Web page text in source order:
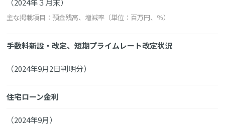
（2024年３月末）
主な掲載項目：預金残高、増減率（単位：百万円、％）
手数料新設・改定、短期プライムレート改定状況
（2024年9月2日判明分）
住宅ローン金利
（2024年9月）